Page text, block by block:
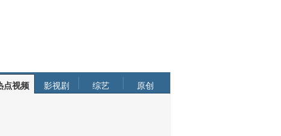
点视频 影视剧 综艺 原创